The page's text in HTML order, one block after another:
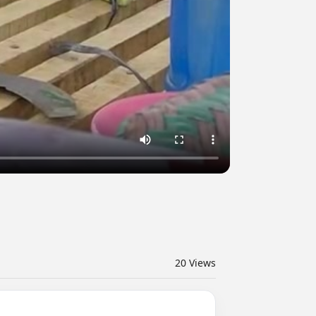
20 Views